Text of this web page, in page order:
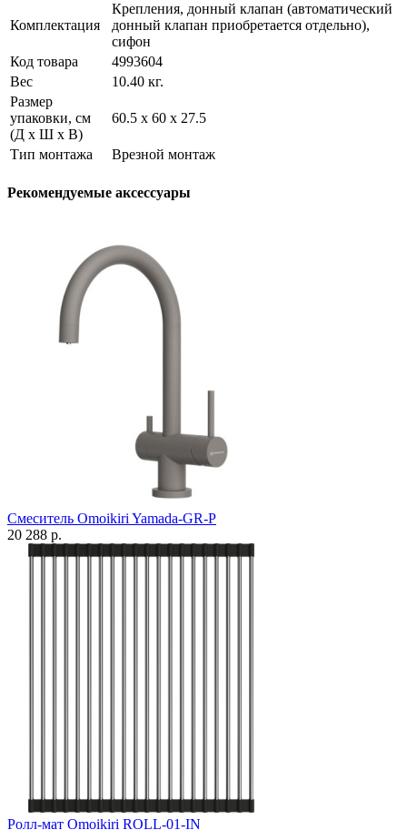
Комплектация
Крепления, донный клапан (автоматический
донный клапан приобретается отдельно),
сифон
Код товара
4993604
Вес
10.40 кг.
Размер
упаковки, см
(Д х Ш х В)
60.5 х 60 х 27.5
Тип монтажа Врезной монтаж
Рекомендуемые аксессуары
Смеситель Omoikiri Yamada-GR-P
20 288 р.
Ролл-мат Omoikiri ROLL-01-IN